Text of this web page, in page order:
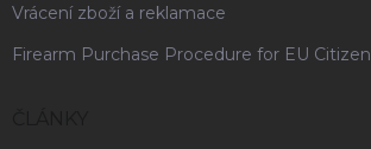
Vrácení zboží a reklamace
Firearm Purchase Procedure for EU